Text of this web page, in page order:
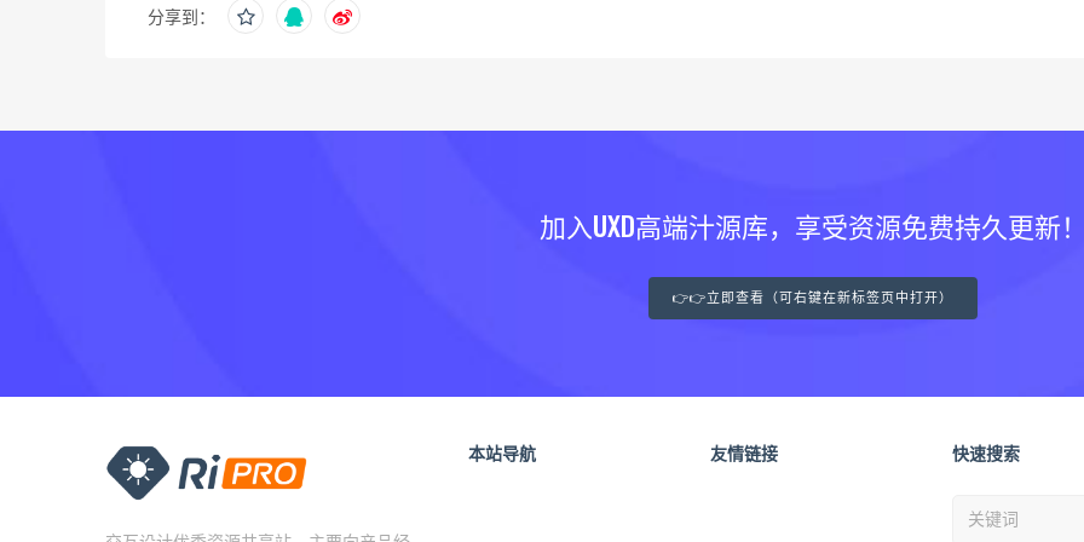
分享到：
加入UXD高端汁源库，享受资源免费持久更新
👉👉立即查看（可右键在新标签页中打开）
本站导航 友情链接 快速搜索